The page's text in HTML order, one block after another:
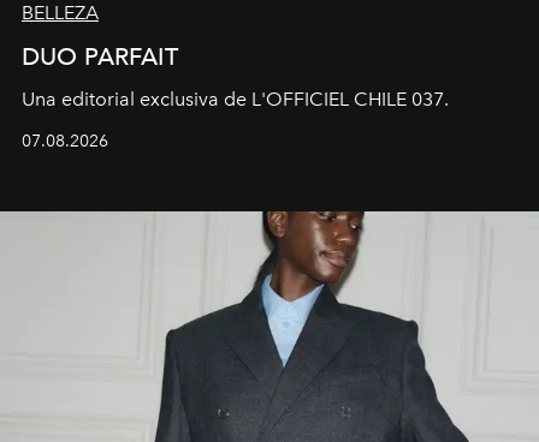
BELLEZA
DUO PARFAIT
Una editorial exclusiva de L'OFFICIEL CHILE 037.
07.08.2026